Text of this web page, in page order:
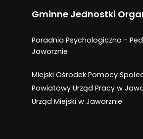
akrobatyki
Gminne Jednostki
Poradnia Psychologiczno -
Jaworznie
Miejski Ośrodek Pomocy
Powiatowy Urząd Pracy w
Urząd Miejski w Jaworznie